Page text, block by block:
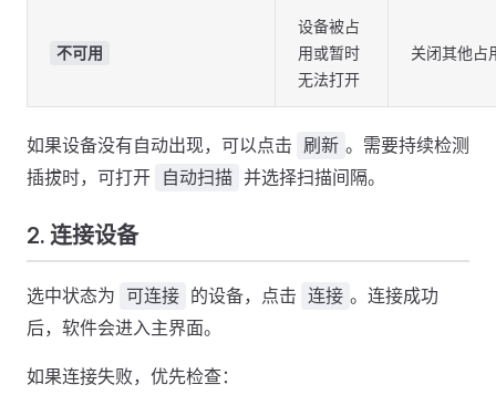
不可用
设备被占
用或暂时
无法打开
关闭其他占
如果设备没有自动出现，可以点击 刷新 。需要持续检测
插拔时，可打开
自动扫描 并选择扫描间隔。
2. 连接设备
选中状态为 可连接 的设备，点击 连接 。连接成功
后，软件会进入主界面。
如果连接失败，优先检查：